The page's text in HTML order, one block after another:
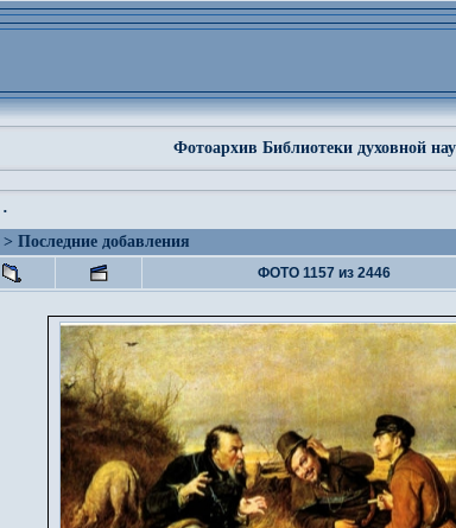
Фотоархив Библиотеки духовной
·
> Последние добавления
ФОТО 1157 из 2446